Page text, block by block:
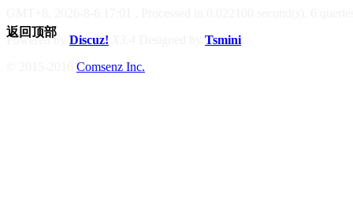
Powered by Discuz!
Tsmini
Comsenz Inc.
返回顶部